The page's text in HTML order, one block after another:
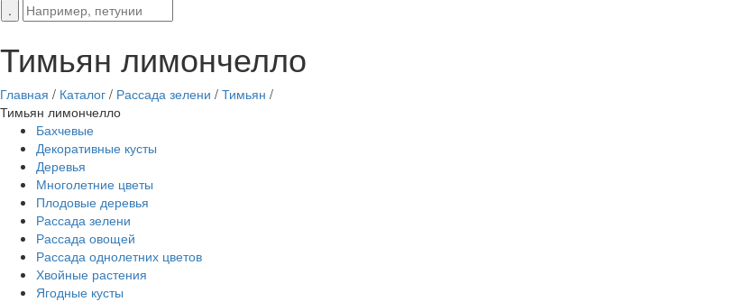
Тимьян лимончелло
Главная / Каталог / Рассада зелени / Тимьян /
Тимьян лимончелло
Бахчевые
Декоративные кусты
Деревья
Многолетние цветы
Плодовые деревья
Рассада зелени
Рассада овощей
Рассада однолетних цветов
Хвойные растения
Ягодные кусты